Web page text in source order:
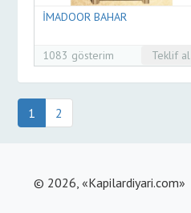
İMADOOR BAHAR
1083 gösterim Teklif al
1 2
© 2026, «Kapilardiyari.com»